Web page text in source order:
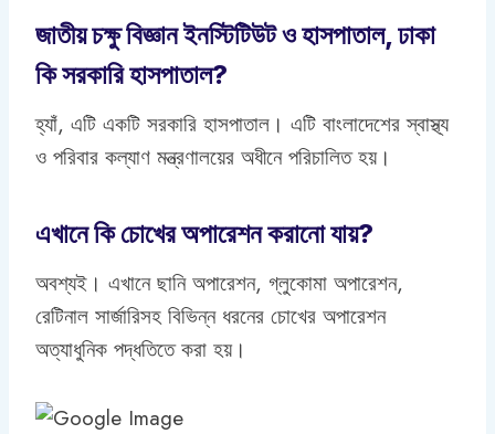
জাতীয় চক্ষু বিজ্ঞান ইনস্টিটিউট ও হাসপাতাল, ঢাকা
কি সরকারি হাসপাতাল?
হ্যাঁ, এটি একটি সরকারি হাসপাতাল। এটি বাংলাদেশের স্বাস্থ্য
ও পরিবার কল্যাণ মন্ত্রণালয়ের অধীনে পরিচালিত হয়।
এখানে কি চোখের অপারেশন করানো যায়?
অবশ্যই। এখানে ছানি অপারেশন, গ্লুকোমা অপারেশন,
রেটিনাল সার্জারিসহ বিভিন্ন ধরনের চোখের অপারেশন
অত্যাধুনিক পদ্ধতিতে করা হয়।